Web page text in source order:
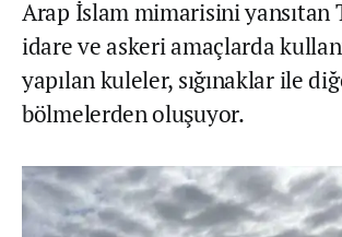
Arap İslam mimarisini yansıtan
idare ve askeri amaçlarda
yapılan kuleler, sığınaklar ile
bölmelerden oluşuyor.